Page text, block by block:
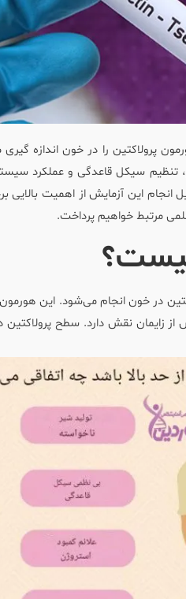
پرولاکتین را در خون اندازه
تنظیم سیکل قاعدگی و عملکرد
این آزمایش از اهمیت بالایی
مرتبط خواهیم پرداخت.
در خون انجام می‌شود. این
زایمان نقش دارد. سطح